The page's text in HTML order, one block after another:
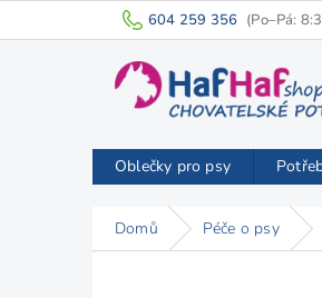
na
604 259 356
Oblečky pro psy
Domů Péče o psy